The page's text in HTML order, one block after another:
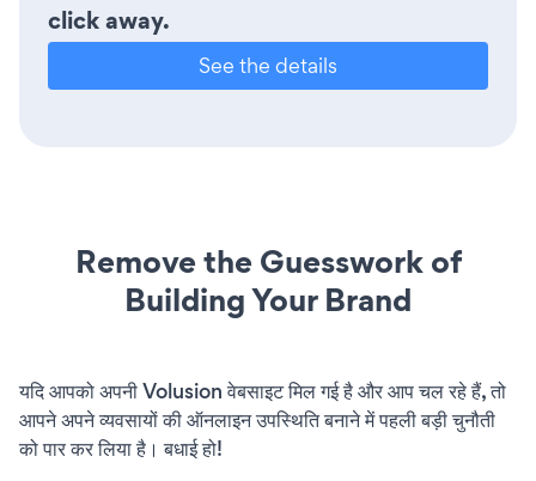
click away.
See the details
Remove the Guesswork of
Building Your Brand
यदि आपको अपनी Volusion वेबसाइट मिल गई है और आप चल रहे हैं, तो
आपने अपने व्यवसायों की ऑनलाइन उपस्थिति बनाने में पहली बड़ी चुनौती
को पार कर लिया है। बधाई हो!